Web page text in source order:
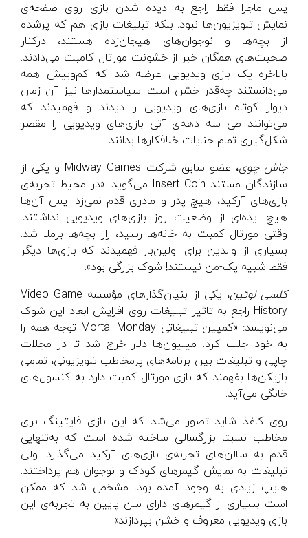
پس ماجرا فقط راجع به دیده شدن بازی روی صفحه‌ی
نمایش تلویزیون‌ها نبود. بلکه تبلیغات بازی هم که پرشده
از بچه‌ها و نوجوان‌های هیجان‌زده هستند، درکنار
صحبت‌های همگان خبر از خشونت مورتال کامبت می‌دادند.
بالاخره یک بازی ویدیویی عرضه شد که کم‌وبیش همه
می‌دانستند چه‌قدر خشن است. سیاستمدارها نیز آن زمان
دیوار کوتاه بازی‌های ویدیویی را دیدند و فهمیدند که
می‌توانند طی سه دهه‌ی آتی بازی‌های ویدیویی را مقصر
شکل‌گیری تمام جنایات خلافکارها بدانند.
جاش چوی
، عضو سابق شرکت Midway Games و یکی از
سازندگان مستند Insert Coin می‌گوید: «در محیط تجربه‌ی
بازی‌های آرکید، هیچ پدر و مادری قدم نمی‌زد. پس آن‌ها
هیچ ایده‌ای از وضعیت روز بازی‌های ویدیویی نداشتند.
وقتی مورتال کمبت به خانه‌ها رسید، راز بچه‌ها برملا شد.
بسیاری از والدین برای اولین‌بار فهمیدند که بازی‌ها دیگر
فقط شبیه پک-من نیستند! شوک بزرگی بود».
کلسی لوئین
، یکی از بنیان‌گذارهای مؤسسه Video Game
History راجع به تاثیر تبلیغات روی افزایش ابعاد این شوک
می‌نویسد: «کمپین تبلیغاتی Mortal Monday توجه همه را
به خود جلب کرد. میلیون‌ها دلار خرج شد تا در مجلات
چاپی و تبلیغات بین برنامه‌های پرمخاطب تلویزیونی، تمامی
بازیکن‌ها بفهمند که بازی مورتال کمبت دارد به کنسول‌های
خانگی می‌آید.
روی کاغذ شاید تصور می‌شد که این بازی فایتینگ برای
مخاطب نسبتا بزرگسالی ساخته شده است که به‌تنهایی
قدم به سالن‌های تجربه‌ی بازی‌های آرکید می‌گذارد. ولی
تبلیغات به نمایش گیمرهای کودک و نوجوان هم پرداختند.
هایپ زیادی به وجود آمده بود. مشخص شد که ممکن
است بسیاری از گیمرهای دارای سن پایین به تجربه‌ی این
بازی ویدیویی معروف و خشن بپردازند».